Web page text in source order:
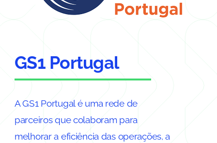
GS1 Portugal
A GS1 Portugal é uma rede de
parceiros que colaboram para
melhorar a eficiência das operações, a